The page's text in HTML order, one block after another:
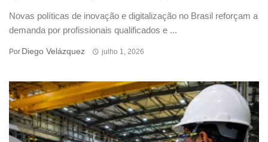
Novas políticas de inovação e digitalização no Brasil reforçam a
demanda por profissionais qualificados e ...
Por Diego Velázquez julho 1, 2026